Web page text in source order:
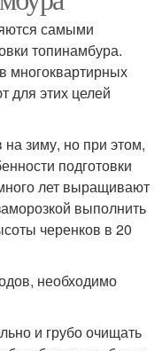
самыми
топинамбура.
многоквартирных
для этих целей
зиму, но при этом,
подготовки
лет выращивают
выполнить
черенков в 20
необходимо
и грубо очищать